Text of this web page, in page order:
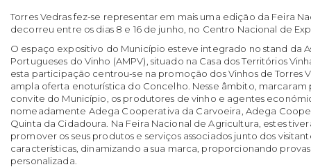
Torres Vedras fez-se representar em mais uma edição da Feira
decorreu entre os dias 8 e 16 de junho, no Centro Nacional de
O espaço expositivo do Município esteve integrado no stand da
Portugueses do Vinho (AMPV), situado na Casa dos Territórios
esta participação centrou-se na promoção dos Vinhos de Torres
ampla oferta enoturística do Concelho. Nesse âmbito, marcaram
convite do Município, os produtores de vinho e agentes
nomeadamente Adega Cooperativa da Carvoeira, Adega
Quinta da Cidadoura. Na Feira Nacional de Agricultura, estes
promover os seus produtos e serviços associados junto dos
características, dinamizando a sua marca, proporcionando
personalizada.